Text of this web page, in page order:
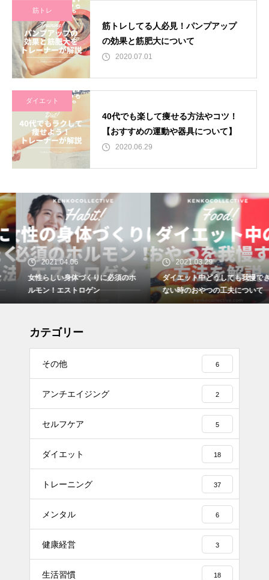
筋トレ
筋トレしてる人必見！パンプアップ
の効果と筋肥大について
2020.07.01
ダイエット
40代でも楽して痩せる方法やコツ！
【おすすめの運動や器具について】
2020.06.29
2021.04.06
女性らしい身体づくりに必須のホ
ルモン！エストロゲン
2021.03.29
ダイエット中どうしても我慢でき
ない時のおやつの工夫について
カテゴリー
その他 6
アンチエイジング 2
セルフケア 5
ダイエット 18
トレーニング 37
メンタル 6
健康経営 3
生活習慣 18